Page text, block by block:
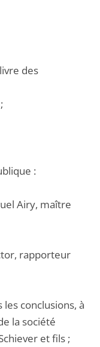
des
:
Airy, maître
rapporteur
conclusions, à
la société
et fils ;